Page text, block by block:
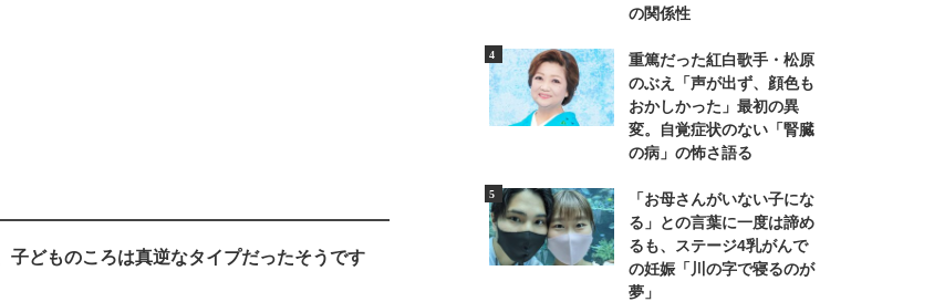
どものころは真逆なタイプだったそうです
の関係性
重篤だった紅白歌手・松原
のぶえ「声が出ず、顔色も
おかしかった」最初の異
変。自覚症状のない「腎臓
の病」の怖さ語る
「お母さんがいない子にな
る」との言葉に一度は諦め
るも、ステージ4乳がんで
の妊娠「川の字で寝るのが
夢」